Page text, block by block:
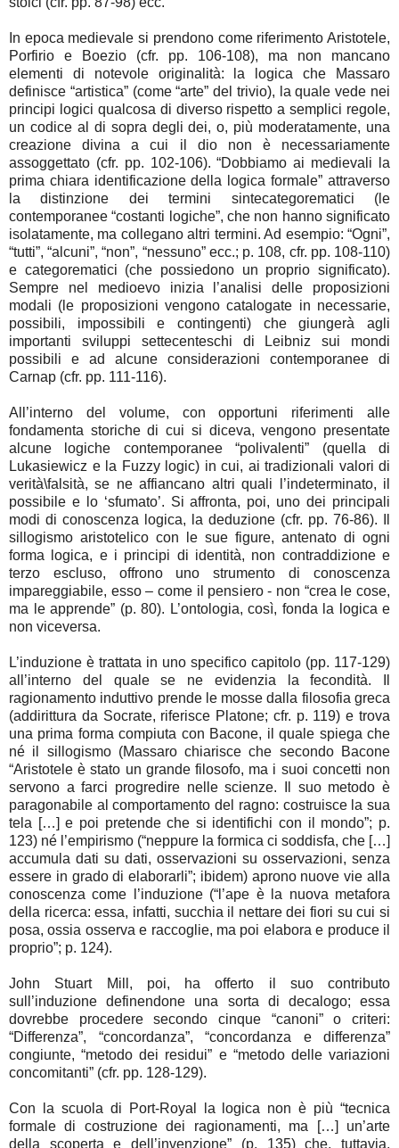
In epoca medievale si prendono come riferimento Aristotele,
Porfirio e Boezio (cfr. pp. 106-108), ma non mancano
elementi di notevole originalità: la logica che Massaro
definisce “artistica” (come “arte” del trivio), la quale vede nei
principi logici qualcosa di diverso rispetto a semplici regole,
un codice al di sopra degli dei, o, più moderatamente, una
creazione divina a cui il dio non è necessariamente
assoggettato (cfr. pp. 102-106). “Dobbiamo ai medievali la
prima chiara identificazione della logica formale” attraverso
la distinzione dei termini sintecategorematici (le
contemporanee “costanti logiche”, che non hanno significato
isolatamente, ma collegano altri termini. Ad esempio: “Ogni”,
“tutti”, “alcuni”, “non”, “nessuno” ecc.; p. 108, cfr. pp. 108-110)
e categorematici (che possiedono un proprio significato).
Sempre nel medioevo inizia l’analisi delle proposizioni
modali (le proposizioni vengono catalogate in necessarie,
possibili, impossibili e contingenti) che giungerà agli
importanti sviluppi settecenteschi di Leibniz sui mondi
possibili e ad alcune considerazioni contemporanee di
Carnap (cfr. pp. 111-116).
All’interno del volume, con opportuni riferimenti alle
fondamenta storiche di cui si diceva, vengono presentate
alcune logiche contemporanee “polivalenti” (quella di
Lukasiewicz e la Fuzzy logic) in cui, ai tradizionali valori di
verità\falsità, se ne affiancano altri quali l’indeterminato, il
possibile e lo ‘sfumato’. Si affronta, poi, uno dei principali
modi di conoscenza logica, la deduzione (cfr. pp. 76-86). Il
sillogismo aristotelico con le sue figure, antenato di ogni
forma logica, e i principi di identità, non contraddizione e
terzo escluso, offrono uno strumento di conoscenza
impareggiabile, esso – come il pensiero - non “crea le cose,
ma le apprende” (p. 80). L’ontologia, così, fonda la logica e
non viceversa.
L’induzione è trattata in uno specifico capitolo (pp. 117-129)
all’interno del quale se ne evidenzia la fecondità. Il
ragionamento induttivo prende le mosse dalla filosofia greca
(addirittura da Socrate, riferisce Platone; cfr. p. 119) e trova
una prima forma compiuta con Bacone, il quale spiega che
né il sillogismo (Massaro chiarisce che secondo Bacone
“Aristotele è stato un grande filosofo, ma i suoi concetti non
servono a farci progredire nelle scienze. Il suo metodo è
paragonabile al comportamento del ragno: costruisce la sua
tela […] e poi pretende che si identifichi con il mondo”; p.
123) né l’empirismo (“neppure la formica ci soddisfa, che […]
accumula dati su dati, osservazioni su osservazioni, senza
essere in grado di elaborarli”; ibidem) aprono nuove vie alla
conoscenza come l’induzione (“l’ape è la nuova metafora
della ricerca: essa, infatti, succhia il nettare dei fiori su cui si
posa, ossia osserva e raccoglie, ma poi elabora e produce il
proprio”; p. 124).
John Stuart Mill, poi, ha offerto il suo contributo
sull’induzione definendone una sorta di decalogo; essa
dovrebbe procedere secondo cinque “canoni” o criteri:
“Differenza”, “concordanza”, “concordanza e differenza”
congiunte, “metodo dei residui” e “metodo delle variazioni
concomitanti” (cfr. pp. 128-129).
Con la scuola di Port-Royal la logica non è più “tecnica
formale di costruzione dei ragionamenti, ma […] un’arte
della scoperta e dell’invenzione” (p. 135) che, tuttavia,